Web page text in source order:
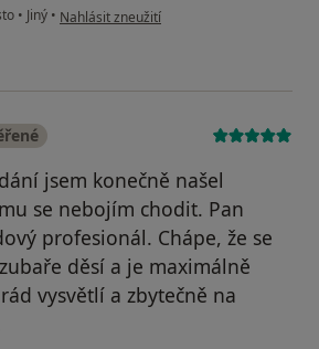
• Jiný • podle názoru uživatele Katka S
Nahlásit zneužití
jsem konečně našel
se nebojím chodit. Pan
profesionál. Chápe, že se
děsí a je maximálně
vysvětlí a zbytečně na